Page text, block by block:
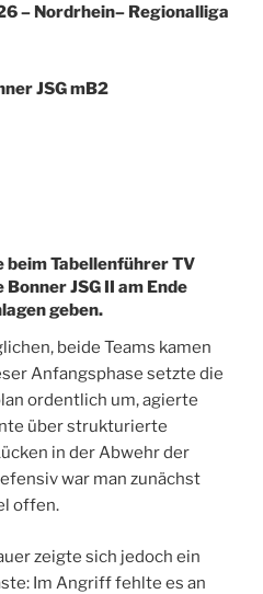
– Nordrhein– Regionalliga
JSG mB2
Tabellenführer TV
JSG II am Ende
geben.
beide Teams kamen
Anfangsphase setzte die
ordentlich um, agierte
über strukturierte
in der Abwehr der
war man zunächst
offen.
zeigte sich jedoch ein
Im Angriff fehlte es an